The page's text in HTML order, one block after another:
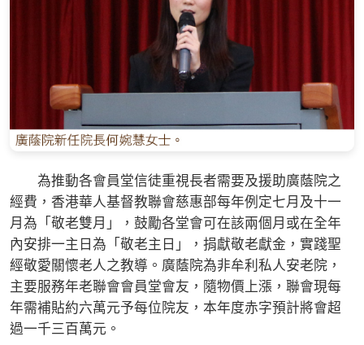
為推動各會員堂信徒重視長者需要及援助廣蔭院之
經費，香港華人基督教聯會慈惠部每年例定七月及十一
月為「敬老雙月」，鼓勵各堂會可在該兩個月或在全年
內安排一主日為「敬老主日」，捐獻敬老獻金，實踐聖
經敬愛關懷老人之教導。廣蔭院為非牟利私人安老院，
主要服務年老聯會會員堂會友，隨物價上漲，聯會現每
年需補貼約六萬元予每位院友，本年度赤字預計將會超
過一千三百萬元。